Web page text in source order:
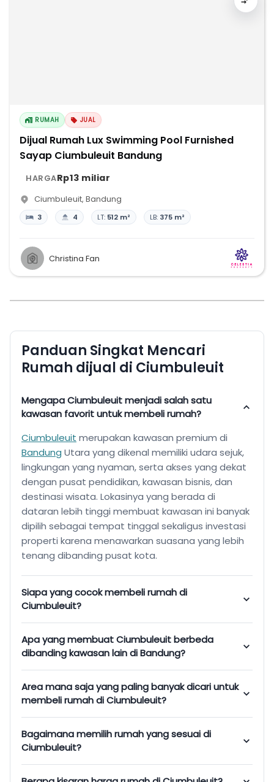
RUMAH JUAL
Dijual Rumah Lux Swimming Pool Furnished
Sayap Ciumbuleuit Bandung
HARGARp13 miliar
Ciumbuleuit, Bandung
3 4 LT: 512 m² LB: 375 m²
Christina Fan
Panduan Singkat Mencari
Rumah dijual di Ciumbuleuit
Mengapa Ciumbuleuit menjadi salah satu
kawasan favorit untuk membeli rumah?
Ciumbuleuit merupakan kawasan premium di
Bandung Utara yang dikenal memiliki udara sejuk,
lingkungan yang nyaman, serta akses yang dekat
dengan pusat pendidikan, kawasan bisnis, dan
destinasi wisata. Lokasinya yang berada di
dataran lebih tinggi membuat kawasan ini banyak
dipilih sebagai tempat tinggal sekaligus investasi
properti karena menawarkan suasana yang lebih
tenang dibanding pusat kota.
Siapa yang cocok membeli rumah di
Ciumbuleuit?
Apa yang membuat Ciumbuleuit berbeda
dibanding kawasan lain di Bandung?
Area mana saja yang paling banyak dicari untuk
membeli rumah di Ciumbuleuit?
Bagaimana memilih rumah yang sesuai di
Ciumbuleuit?